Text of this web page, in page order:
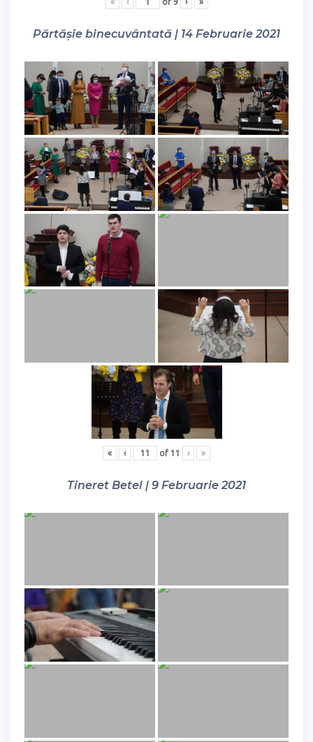
Părtășie binecuvântată | 14 Februarie 2021
« ‹ of 11 › »
Tineret Betel | 9 Februarie 2021